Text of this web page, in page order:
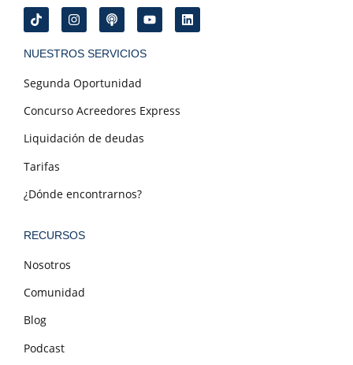
NUESTROS SERVICIOS
Segunda Oportunidad
Concurso Acreedores Express
Liquidación de deudas
Tarifas
¿Dónde encontrarnos?
RECURSOS
Nosotros
Comunidad
Blog
Podcast